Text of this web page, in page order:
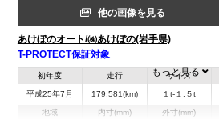
他の画像を見る
あけぼのオート/㈱あけぼの(岩手県)
T-PROTECT保証対象
初年度
平成25年7月
走行
179,581(km)
サイズ
１t-１.５t
地域 内寸(mm) 外寸(mm)
もっと見る